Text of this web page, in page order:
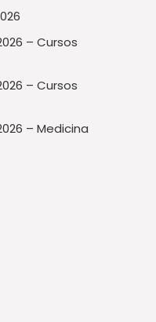
– Cursos
– Cursos
– Medicina